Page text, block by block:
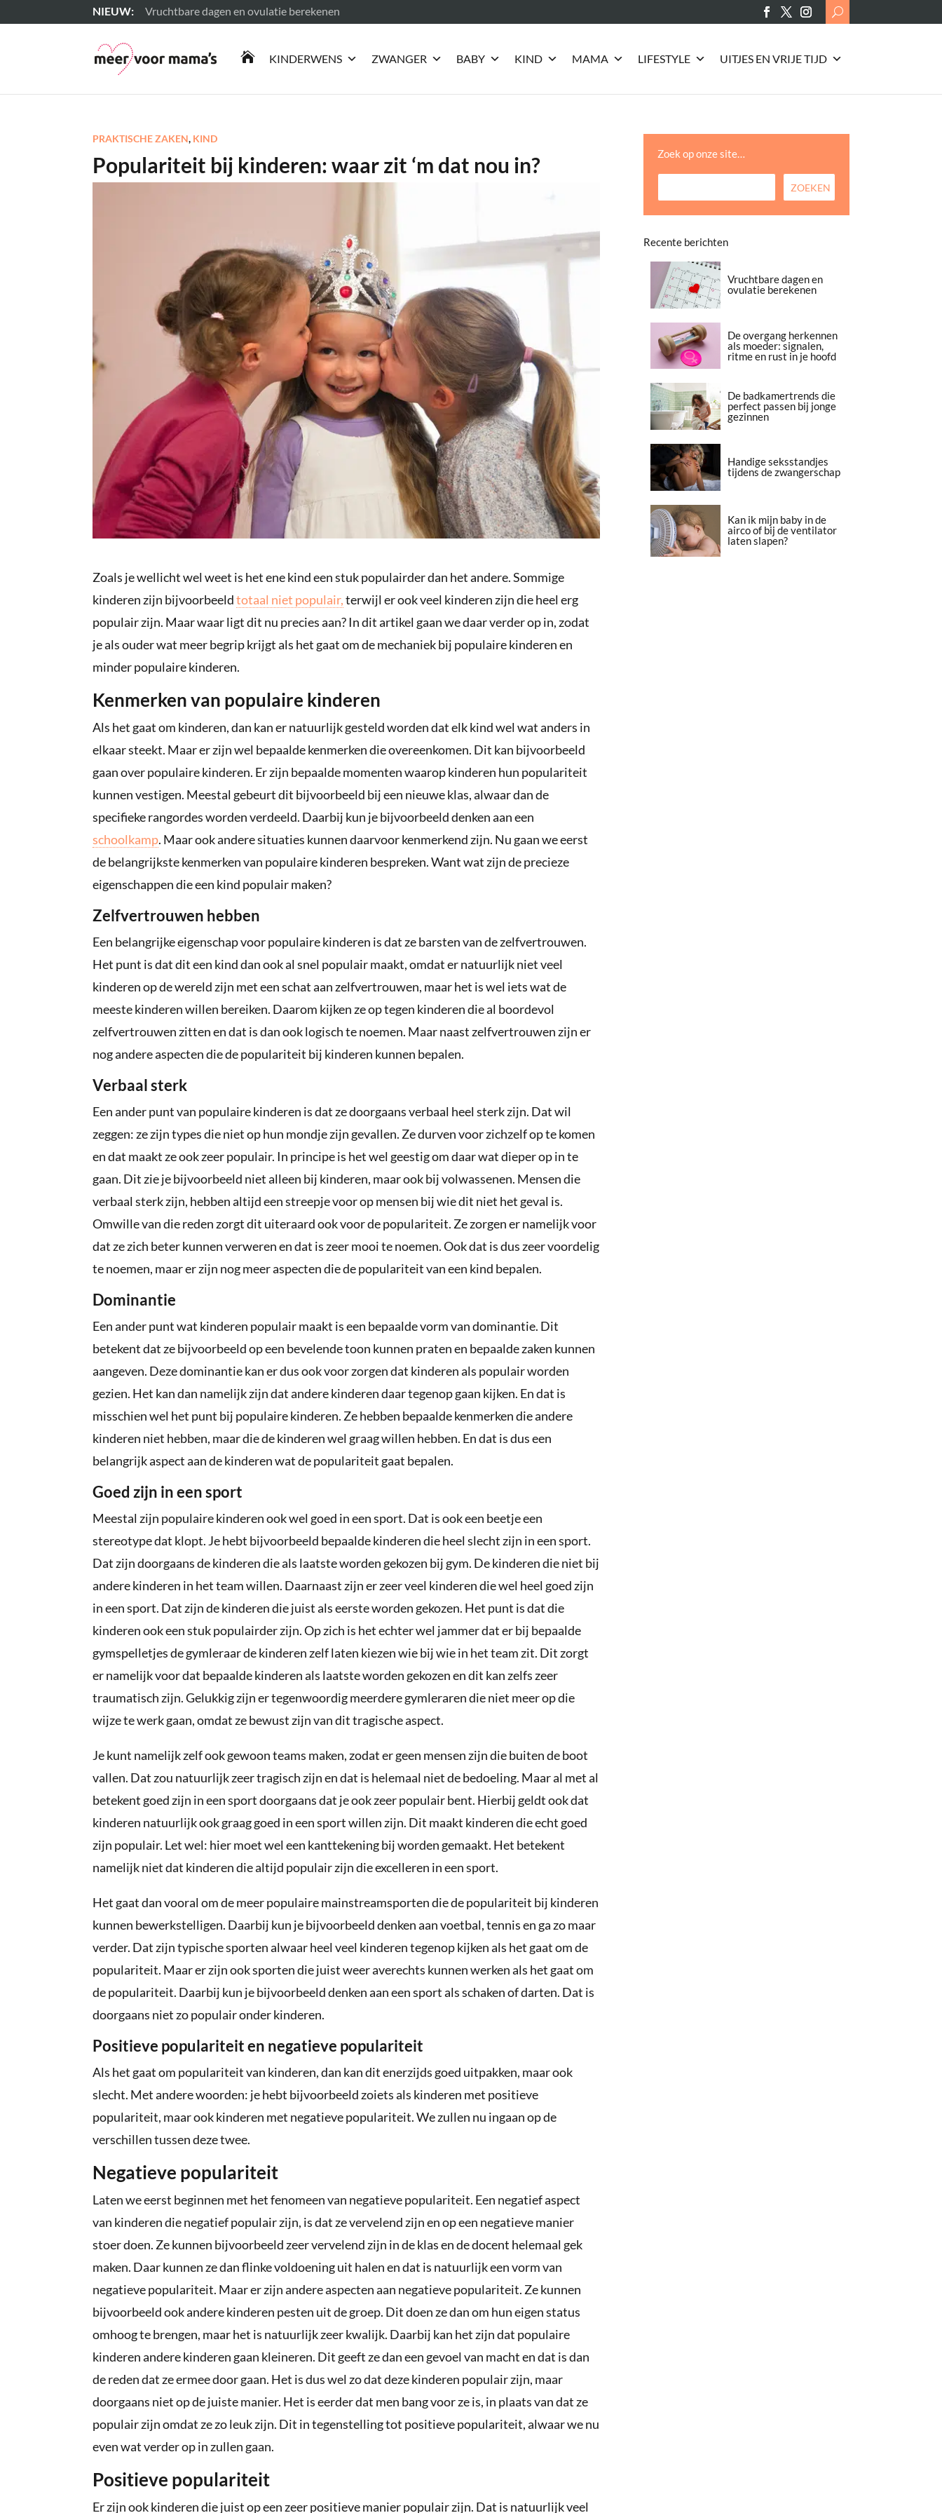
Vruchtbare dagen en ovulatie berekenen
Lees meer
Search
for:
 KINDERWENS ZWANGER BABY KIND MAMA LIFESTYLE UITJES EN VRIJE TIJD
PRAKTISCHE ZAKEN, KIND
Populariteit bij kinderen: waar zit ‘m dat nou in?
Zoals je wellicht wel weet is het ene kind een stuk populairder dan het andere. Sommige
kinderen zijn bijvoorbeeldtotaal niet populair,terwijl er ook veel kinderen zijn die heel erg
populair zijn. Maar waar ligt dit nu precies aan? In dit artikel gaan we daar verder op in, zodat
je als ouder wat meer begrip krijgt als het gaat om de mechaniek bij populaire kinderen en
minder populaire kinderen.
Kenmerken van populaire kinderen
Als het gaat om kinderen, dan kan er natuurlijk gesteld worden dat elk kind wel wat anders in
elkaar steekt. Maar er zijn wel bepaalde kenmerken die overeenkomen. Dit kan bijvoorbeeld
gaan over populaire kinderen. Er zijn bepaalde momenten waarop kinderen hun populariteit
kunnen vestigen. Meestal gebeurt dit bijvoorbeeld bij een nieuwe klas, alwaar dan de
specifieke rangordes worden verdeeld. Daarbij kun je bijvoorbeeld denken aan een
schoolkamp. Maar ook andere situaties kunnen daarvoor kenmerkend zijn. Nu gaan we eerst
de belangrijkste kenmerken van populaire kinderen bespreken. Want wat zijn de precieze
eigenschappen die een kind populair maken?
Zelfvertrouwen hebben
Een belangrijke eigenschap voor populaire kinderen is dat ze barsten van de zelfvertrouwen.
Het punt is dat dit een kind dan ook al snel populair maakt, omdat er natuurlijk niet veel
kinderen op de wereld zijn met een schat aan zelfvertrouwen, maar het is wel iets wat de
meeste kinderen willen bereiken. Daarom kijken ze op tegen kinderen die al boordevol
zelfvertrouwen zitten en dat is dan ook logisch te noemen. Maar naast zelfvertrouwen zijn er
nog andere aspecten die de populariteit bij kinderen kunnen bepalen.
Verbaal sterk
Een ander punt van populaire kinderen is dat ze doorgaans verbaal heel sterk zijn. Dat wil
zeggen: ze zijn types die niet op hun mondje zijn gevallen. Ze durven voor zichzelf op te komen
en dat maakt ze ook zeer populair. In principe is het wel geestig om daar wat dieper op in te
gaan. Dit zie je bijvoorbeeld niet alleen bij kinderen, maar ook bij volwassenen. Mensen die
verbaal sterk zijn, hebben altijd een streepje voor op mensen bij wie dit niet het geval is.
Omwille van die reden zorgt dit uiteraard ook voor de populariteit. Ze zorgen er namelijk voor
dat ze zich beter kunnen verweren en dat is zeer mooi te noemen. Ook dat is dus zeer voordelig
te noemen, maar er zijn nog meer aspecten die de populariteit van een kind bepalen.
Dominantie
Een ander punt wat kinderen populair maakt is een bepaalde vorm van dominantie. Dit
betekent dat ze bijvoorbeeld op een bevelende toon kunnen praten en bepaalde zaken kunnen
aangeven. Deze dominantie kan er dus ook voor zorgen dat kinderen als populair worden
gezien. Het kan dan namelijk zijn dat andere kinderen daar tegenop gaan kijken. En dat is
misschien wel het punt bij populaire kinderen. Ze hebben bepaalde kenmerken die andere
kinderen niet hebben, maar die de kinderen wel graag willen hebben. En dat is dus een
belangrijk aspect aan de kinderen wat de populariteit gaat bepalen.
Goed zijn in een sport
Meestal zijn populaire kinderen ook wel goed in een sport. Dat is ook een beetje een
stereotype dat klopt. Je hebt bijvoorbeeld bepaalde kinderen die heel slecht zijn in een sport.
Dat zijn doorgaans de kinderen die als laatste worden gekozen bij gym. De kinderen die niet bij
andere kinderen in het team willen. Daarnaast zijn er zeer veel kinderen die wel heel goed zijn
in een sport. Dat zijn de kinderen die juist als eerste worden gekozen. Het punt is dat die
kinderen ook een stuk populairder zijn. Op zich is het echter wel jammer dat er bij bepaalde
gymspelletjes de gymleraar de kinderen zelf laten kiezen wie bij wie in het team zit. Dit zorgt
er namelijk voor dat bepaalde kinderen als laatste worden gekozen en dit kan zelfs zeer
traumatisch zijn. Gelukkig zijn er tegenwoordig meerdere gymleraren die niet meer op die
wijze te werk gaan, omdat ze bewust zijn van dit tragische aspect.
Je kunt namelijk zelf ook gewoon teams maken, zodat er geen mensen zijn die buiten de boot
vallen. Dat zou natuurlijk zeer tragisch zijn en dat is helemaal niet de bedoeling. Maar al met al
betekent goed zijn in een sport doorgaans dat je ook zeer populair bent. Hierbij geldt ook dat
kinderen natuurlijk ook graag goed in een sport willen zijn. Dit maakt kinderen die echt goed
zijn populair. Let wel: hier moet wel een kanttekening bij worden gemaakt. Het betekent
namelijk niet dat kinderen die altijd populair zijn die excelleren in een sport.
Het gaat dan vooral om de meer populaire mainstreamsporten die de populariteit bij kinderen
kunnen bewerkstelligen. Daarbij kun je bijvoorbeeld denken aan voetbal, tennis en ga zo maar
verder. Dat zijn typische sporten alwaar heel veel kinderen tegenop kijken als het gaat om de
populariteit. Maar er zijn ook sporten die juist weer averechts kunnen werken als het gaat om
de populariteit. Daarbij kun je bijvoorbeeld denken aan een sport als schaken of darten. Dat is
doorgaans niet zo populair onder kinderen.
Positieve populariteit en negatieve populariteit
Als het gaat om populariteit van kinderen, dan kan dit enerzijds goed uitpakken, maar ook
slecht. Met andere woorden: je hebt bijvoorbeeld zoiets als kinderen met positieve
populariteit, maar ook kinderen met negatieve populariteit. We zullen nu ingaan op de
verschillen tussen deze twee.
Negatieve populariteit
Laten we eerst beginnen met het fenomeen van negatieve populariteit. Een negatief aspect
van kinderen die negatief populair zijn, is dat ze vervelend zijn en op een negatieve manier
stoer doen. Ze kunnen bijvoorbeeld zeer vervelend zijn in de klas en de docent helemaal gek
maken. Daar kunnen ze dan flinke voldoening uit halen en dat is natuurlijk een vorm van
negatieve populariteit. Maar er zijn andere aspecten aan negatieve populariteit. Ze kunnen
bijvoorbeeld ook andere kinderen pesten uit de groep. Dit doen ze dan om hun eigen status
omhoog te brengen, maar het is natuurlijk zeer kwalijk. Daarbij kan het zijn dat populaire
kinderen andere kinderen gaan kleineren. Dit geeft ze dan een gevoel van macht en dat is dan
de reden dat ze ermee door gaan. Het is dus wel zo dat deze kinderen populair zijn, maar
doorgaans niet op de juiste manier. Het is eerder dat men bang voor ze is, in plaats van dat ze
populair zijn omdat ze zo leuk zijn. Dit in tegenstelling tot positieve populariteit, alwaar we nu
even wat verder op in zullen gaan.
Positieve populariteit
Er zijn ook kinderen die juist op een zeer positieve manier populair zijn. Dat is natuurlijk veel
Zoek op onze site…
Recente berichten
Vruchtbare dagen en
ovulatie berekenen
De overgang herkennen
als moeder: signalen,
ritme en rust in je hoofd
De badkamertrends die
perfect passen bij jonge
gezinnen
Handige seksstandjes
tijdens de zwangerschap
Kan ik mijn baby in de
airco of bij de ventilator
laten slapen?